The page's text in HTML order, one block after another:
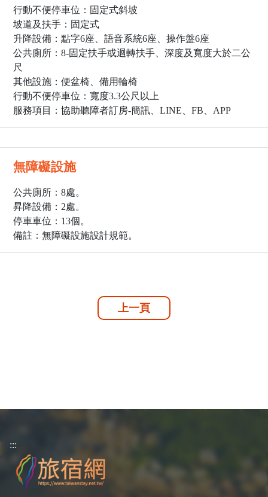
行動不便停車位：固定式斜坡
坡道及扶手：固定式
升降設備：點字6座、語音系統6座、操作盤6座
公共廁所：8-固定扶手或迴轉扶手、深度及寬度大於二公
尺
其他設施：便盆椅、備用輪椅
行動不便停車位：寬度3.3公尺以上
服務項目：協助聽障者訂房-簡訊、LINE、FB、APP
無障礙設施
公共廁所：8處。
昇降設備：2處。
停車車位：13個。
備註：無障礙設施設計規範。
上一頁
:::